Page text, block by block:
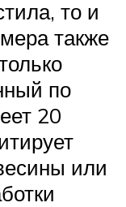
то и
также
по
20
или